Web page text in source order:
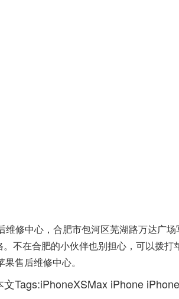
修中心，合肥市包河区芜湖路万达广场
不在合肥的小伙伴也别担心，可以拨打
售后维修中心。
Tags:iPhoneXSMax iPhone